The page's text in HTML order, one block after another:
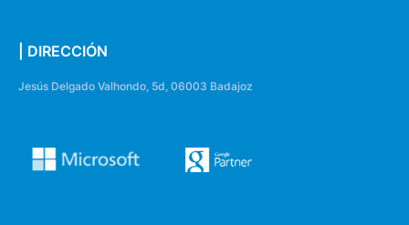
| DIRECCIÓN
Jesús Delgado Valhondo, 5d, 06003 Badajoz